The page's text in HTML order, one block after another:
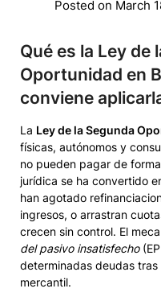
Posted on March
Qué es la Ley de
Oportunidad en
conviene
La Ley de la Segunda
físicas, autónomos y
no pueden pagar de
jurídica se ha convertido
han agotado
ingresos, o arrastran
crecen sin control. El
del pasivo insatisfecho
determinadas deudas
mercantil.